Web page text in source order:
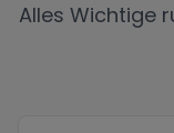
Alles Wichtige